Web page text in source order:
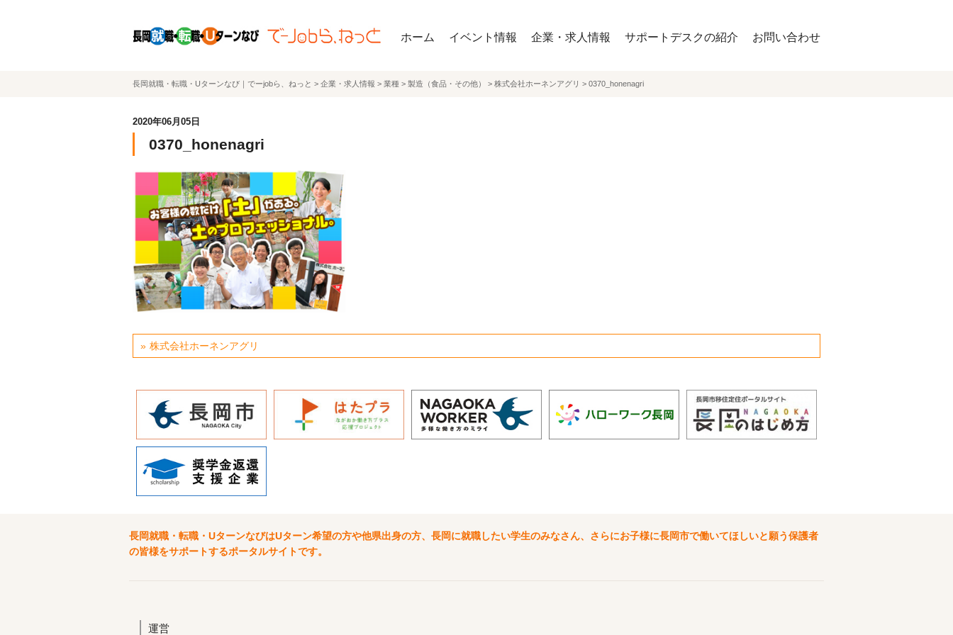
ホーム イベント情報 企業・求人情報 サポートデスクの紹介 お問い合わせ
長岡就職・転職・Uターンなび｜でーjobら、ねっと > 企業・求人情報 > 業種 > 製造（食品・その他） > 株式会社ホーネンアグリ > 0370_honenagri
2020年06月05日
0370_honenagri
株式会社ホーネンアグリ
長岡就職・転職・UターンなびはUターン希望の方や他県出身の方、長岡に就職したい学生のみなさん、さらにお子様に長岡市で働いてほしいと願う保護者
の皆様をサポートするポータルサイトです。
運営